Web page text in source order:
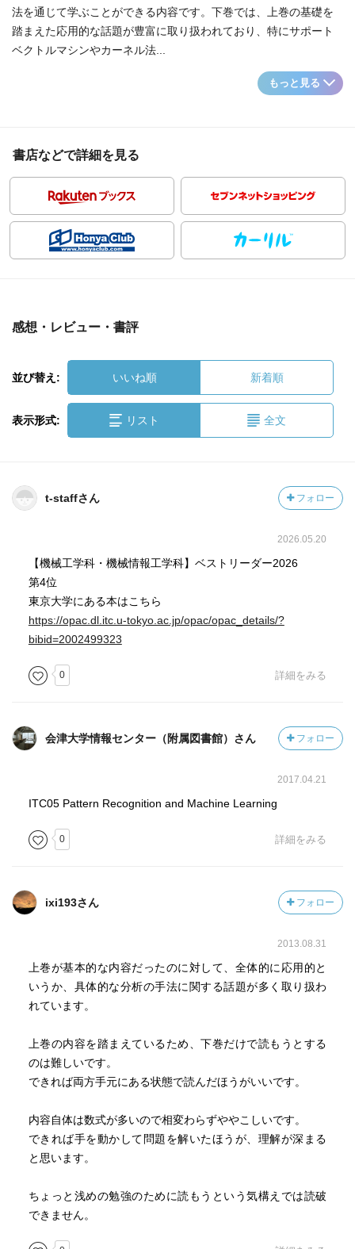
法を通じて学ぶことができる内容です。下巻では、上巻の基礎を
踏まえた応用的な話題が豊富に取り扱われており、特にサポート
ベクトルマシンやカーネル法...
もっと見る
書店などで詳細を見る
感想・レビュー・書評
並び替え: いいね順 新着順
表示形式: リスト 全文
t-staffさん フォロー
2026.05.20
【機械工学科・機械情報工学科】ベストリーダー2026
第4位
東京大学にある本はこちら
https://opac.dl.itc.u-tokyo.ac.jp/opac/opac_details/?
bibid=2002499323
0 詳細をみる
会津大学情報センター（附属図書館）さん フォロー
2017.04.21
ITC05 Pattern Recognition and Machine Learning
0 詳細をみる
ixi193さん フォロー
2013.08.31
上巻が基本的な内容だったのに対して、全体的に応用的と
いうか、具体的な分析の手法に関する話題が多く取り扱わ
れています。
上巻の内容を踏まえているため、下巻だけで読もうとする
のは難しいです。
できれば両方手元にある状態で読んだほうがいいです。
内容自体は数式が多いので相変わらずややこしいです。
できれば手を動かして問題を解いたほうが、理解が深まる
と思います。
ちょっと浅めの勉強のために読もうという気構えでは読破
できません。